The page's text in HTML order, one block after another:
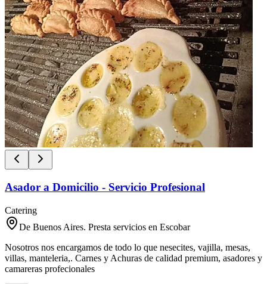
Asador a Domicilio - Servicio Profesional
Catering
De Buenos Aires. Presta servicios en Escobar
Nosotros nos encargamos de todo lo que nesecites, vajilla, mesas,
villas, manteleria,. Carnes y Achuras de calidad premium, asadores y
camareras profecionales